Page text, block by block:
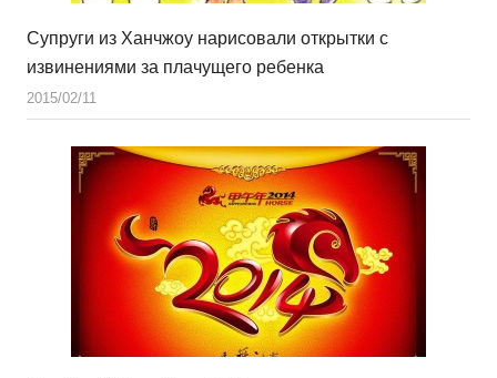
Супруги из Ханчжоу нарисовали открытки с
извинениями за плачущего ребенка
2015/02/11